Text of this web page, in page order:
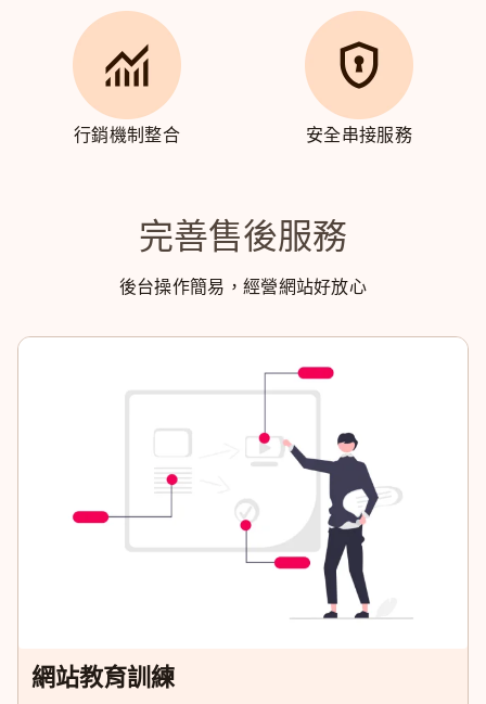
行銷機制整合 安全串接服務
完善售後服務
後台操作簡易，經營網站好放心
網站教育訓練